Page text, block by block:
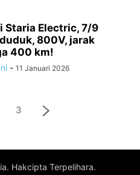
Staria Electric, 7/9
800V, jarak
400 km!
- 11 Januari 2026
3
Hakcipta Terpelihara.